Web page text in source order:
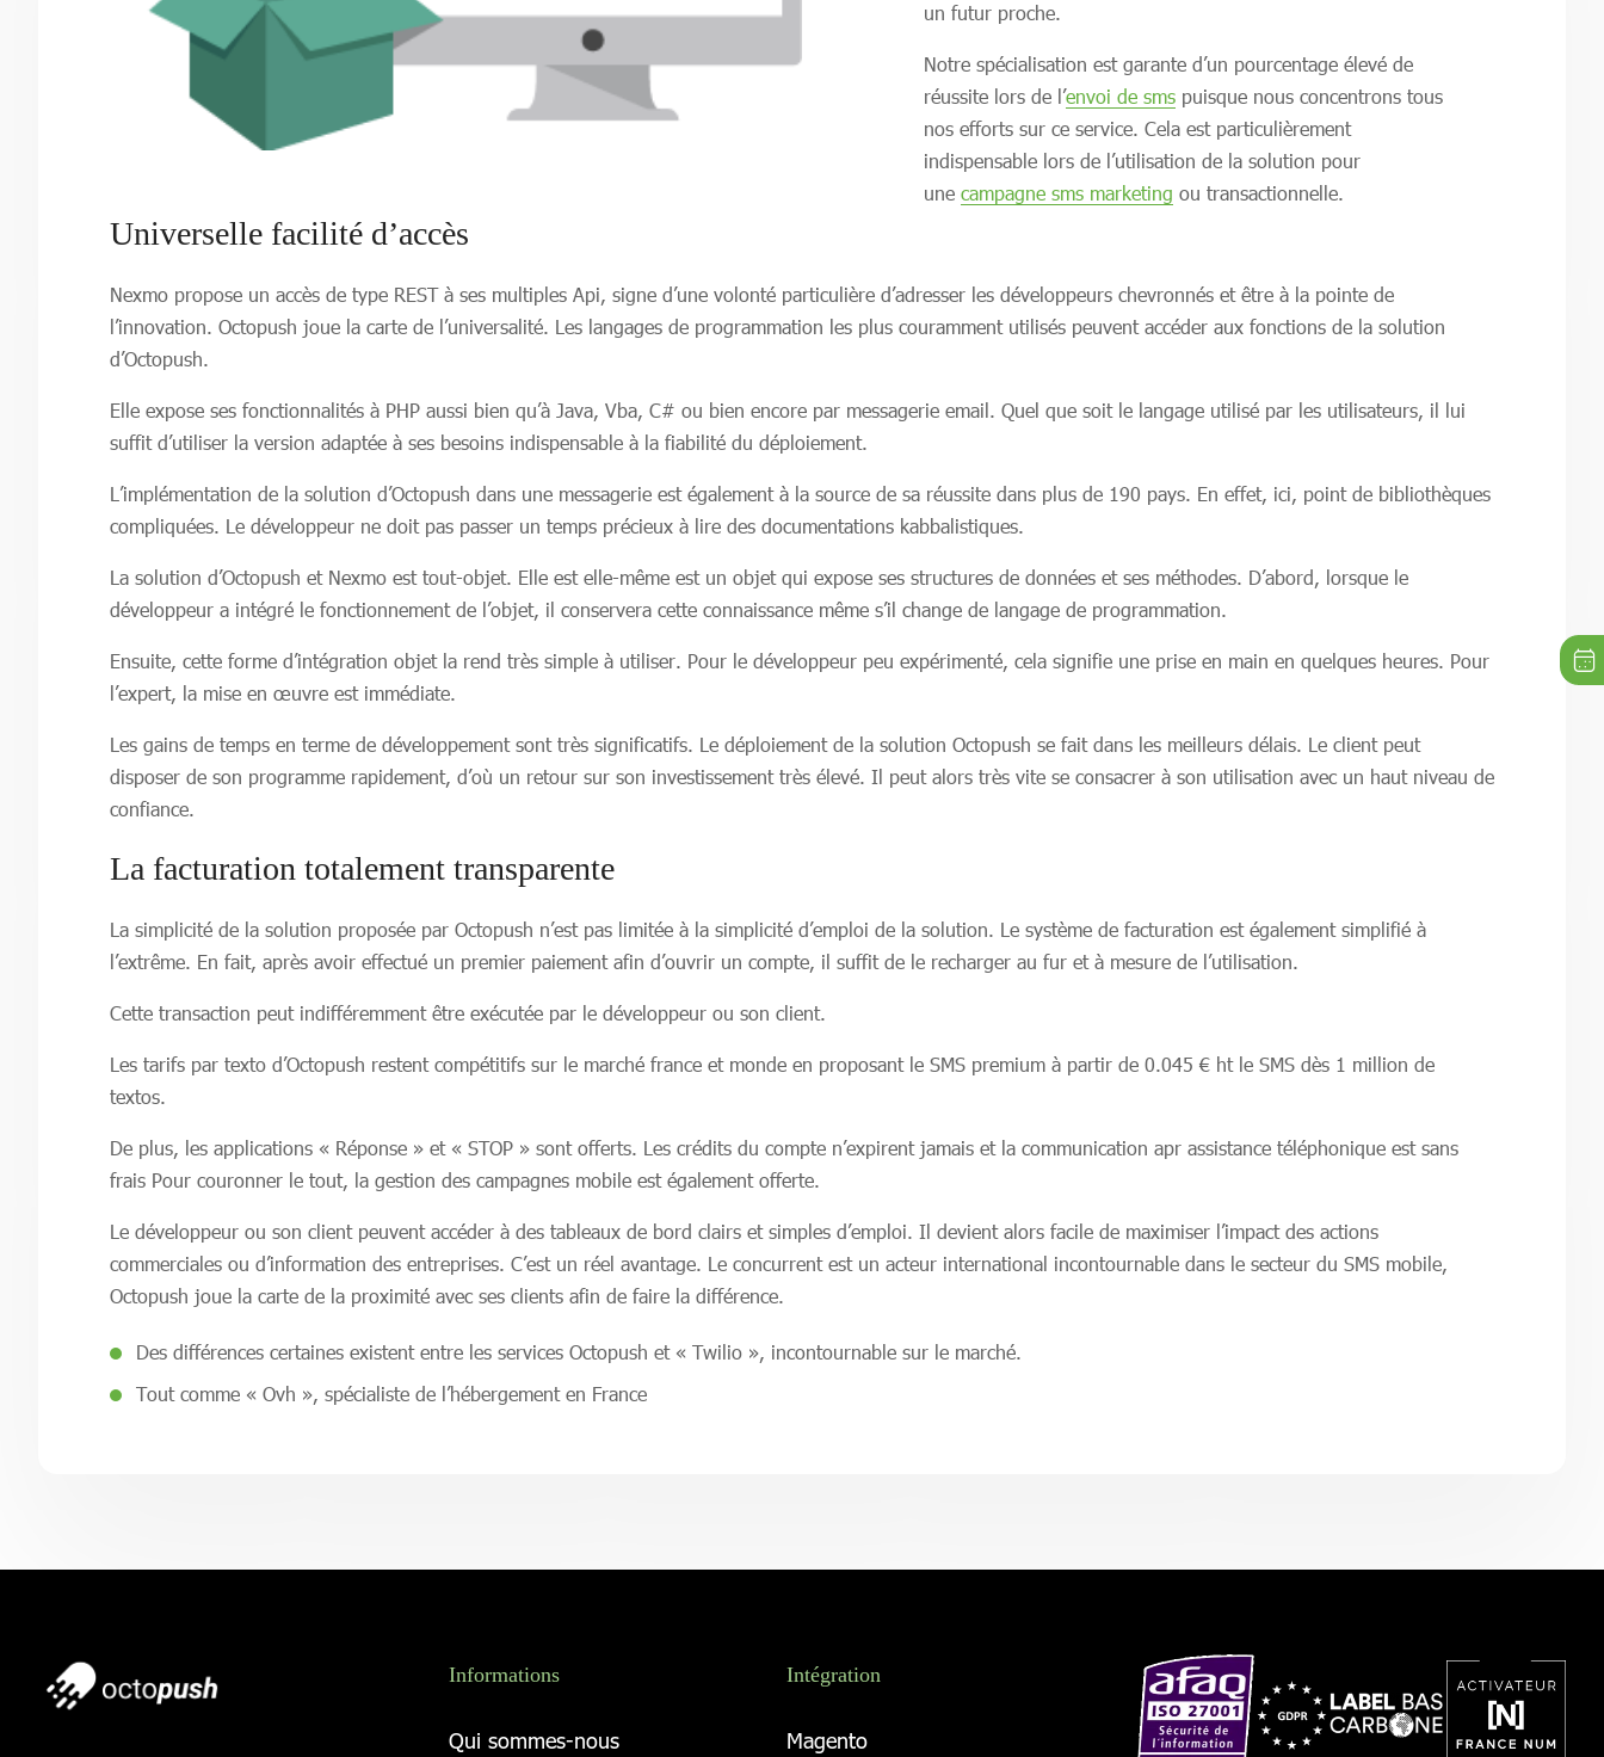
un futur proche.
Notre spécialisation est garante d’un pourcentage élevé de
réussite lors de l’envoi de smspuisque nous concentrons tous
nos efforts sur ce service. Cela est particulièrement
indispensable lors de l’utilisation de la solution pour
une campagne sms marketing ou transactionnelle.
Universelle facilité d’accès
Nexmo propose un accès de type REST à ses multiples Api, signe d’une volonté particulière d’adresser les développeurs chevronnés et être à la pointe de
l’innovation. Octopush joue la carte de l’universalité. Les langages de programmation les plus couramment utilisés peuvent accéder aux fonctions de la solution
d’Octopush.
Elle expose ses fonctionnalités à PHP aussi bien qu’à Java, Vba, C# ou bien encore par messagerie email. Quel que soit le langage utilisé par les utilisateurs, il lui
suffit d’utiliser la version adaptée à ses besoins indispensable à la fiabilité du déploiement.
L’implémentation de la solution d’Octopush dans une messagerie est également à la source de sa réussite dans plus de 190 pays. En effet, ici, point de bibliothèques
compliquées. Le développeur ne doit pas passer un temps précieux à lire des documentations kabbalistiques.
La solution d’Octopush et Nexmo est tout-objet. Elle est elle-même est un objet qui expose ses structures de données et ses méthodes. D’abord, lorsque le
développeur a intégré le fonctionnement de l’objet, il conservera cette connaissance même s’il change de langage de programmation.
Ensuite, cette forme d’intégration objet la rend très simple à utiliser. Pour le développeur peu expérimenté, cela signifie une prise en main en quelques heures. Pour
l’expert, la mise en œuvre est immédiate.
Les gains de temps en terme de développement sont très significatifs. Le déploiement de la solution Octopush se fait dans les meilleurs délais. Le client peut
disposer de son programme rapidement, d’où un retour sur son investissement très élevé. Il peut alors très vite se consacrer à son utilisation avec un haut niveau de
confiance.
La facturation totalement transparente
La simplicité de la solution proposée par Octopush n’est pas limitée à la simplicité d’emploi de la solution. Le système de facturation est également simplifié à
l’extrême. En fait, après avoir effectué un premier paiement afin d’ouvrir un compte, il suffit de le recharger au fur et à mesure de l’utilisation.
Cette transaction peut indifféremment être exécutée par le développeur ou son client.
Les tarifs par texto d’Octopush restent compétitifs sur le marché france et monde en proposant le SMS premium à partir de 0.045 € ht le SMS dès 1 million de
textos.
De plus, les applications « Réponse » et « STOP » sont offerts. Les crédits du compte n’expirent jamais et la communication apr assistance téléphonique est sans
frais Pour couronner le tout, la gestion des campagnes mobile est également offerte.
Le développeur ou son client peuvent accéder à des tableaux de bord clairs et simples d’emploi. Il devient alors facile de maximiser l’impact des actions
commerciales ou d’information des entreprises. C’est un réel avantage. Le concurrent est un acteur international incontournable dans le secteur du SMS mobile,
Octopush joue la carte de la proximité avec ses clients afin de faire la différence.
Des différences certaines existent entre les services Octopush et « Twilio », incontournable sur le marché.
Tout comme « Ovh », spécialiste de l’hébergement en France
Informations
Qui sommes-nous
Intégration
Magento